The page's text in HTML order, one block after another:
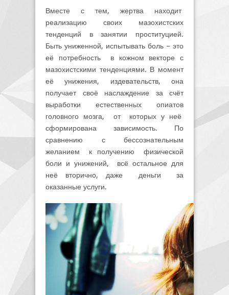
Вместе с тем, жертва находит
реализацию своих мазохистских
тенденций в занятии проституцией.
Быть униженной, испытывать боль – это
её потребность в кожном векторе с
мазохистскими тенденциями. В момент
её унижения, издевательств, она
получает своё наслаждение за счёт
выработки естественных опиатов
головного мозга, от которых у неё
сформирована зависимость. По
сравнению с бессознательным
желанием к получению физической
боли и унижений, всё остальное для
неё вторично, даже деньги за
оказанные услуги.